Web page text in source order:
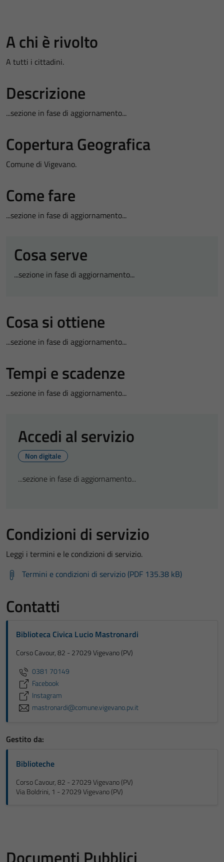
A chi è rivolto
A tutti i cittadini.
Descrizione
...sezione in fase di aggiornamento...
Copertura Geografica
Comune di Vigevano.
Come fare
...sezione in fase di aggiornamento...
Cosa serve
...sezione in fase di aggiornamento...
Cosa si ottiene
...sezione in fase di aggiornamento...
Tempi e scadenze
...sezione in fase di aggiornamento...
Accedi al servizio
Non digitale
...sezione in fase di aggiornamento...
Condizioni di servizio
Leggi i termini e le condizioni di servizio.
Termini e condizioni di servizio (PDF 135.38 kB)
Contatti
Biblioteca Civica Lucio Mastronardi
Corso Cavour, 82 - 27029 Vigevano (PV)
0381 70149
Facebook
Instagram
mastronardi@comune.vigevano.pv.it
Gestito da:
Biblioteche
Corso Cavour, 82 - 27029 Vigevano (PV)
Via Boldrini, 1 - 27029 Vigevano (PV)